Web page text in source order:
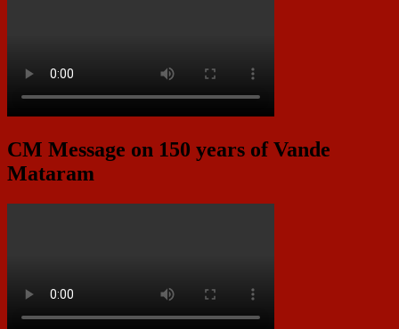
CM Message on 150 years of Vande
Mataram